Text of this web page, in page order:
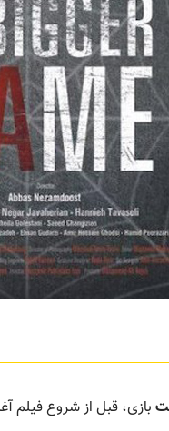
بازی، قبل از شروع فیلم